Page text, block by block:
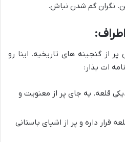
نگران گم شدن نباش.
از گنجینه های تاریخیه. اینا رو
ات بذار:
قلعه. یه جای پر از معنویت و
قرار داره و پر از اشیای باستانی